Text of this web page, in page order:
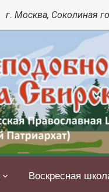
г. Москва, Соколиная
Воскресная